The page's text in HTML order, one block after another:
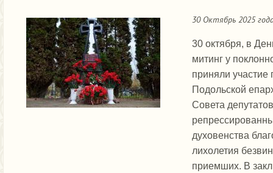
30 Октябрь 2025
30 октября, в
митинг у
приняли
Подольской
Совета
духовенства
лихолетия
приемших. В